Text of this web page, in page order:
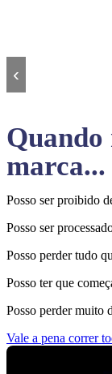
‹
marca...
Posso ser proibido
Posso ser
Posso perder tudo
Posso ter que
Posso perder muito
Vale a pena correr